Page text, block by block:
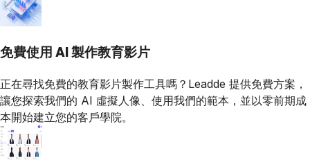
免費使用 AI 製作教育影片
正在尋找免費的教育影片製作工具嗎？Leadde 提供免費方案，
讓您探索我們的 AI 虛擬人像、使用我們的範本，並以零前期成
本開始建立您的客戶學院。